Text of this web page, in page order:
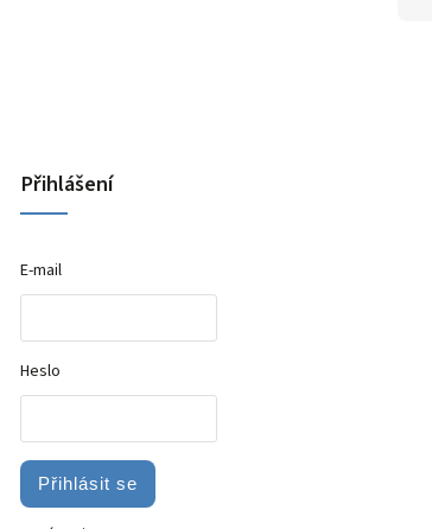
Přihlášení
E-mail
Heslo
Přihlásit se